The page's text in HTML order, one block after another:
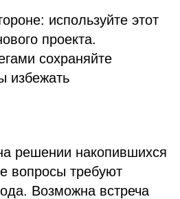
используйте этот
проекта.
сохраняйте
избежать
решении накопившихся
вопросы требуют
Возможна встреча